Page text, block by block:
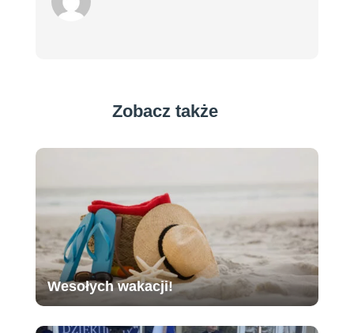
Zobacz także
Wesołych wakacji!